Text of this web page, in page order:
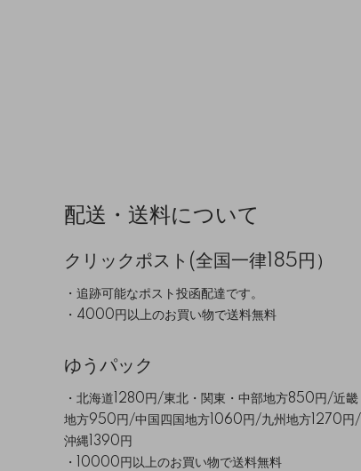
配送・送料について
クリックポスト(全国一律185円）
・追跡可能なポスト投函配達です。
・4000円以上のお買い物で送料無料
ゆうパック
・北海道1280円/東北・関東・中部地方850円/近畿
地方950円/中国四国地方1060円/九州地方1270円/
沖縄1390円
・10000円以上のお買い物で送料無料